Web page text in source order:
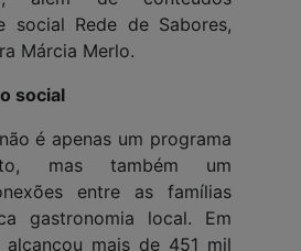
social Rede de Sabores,
Márcia Merlo.
social
é apenas um programa
mas também um
entre as famílias
gastronomia local. Em
mais de 451 mil